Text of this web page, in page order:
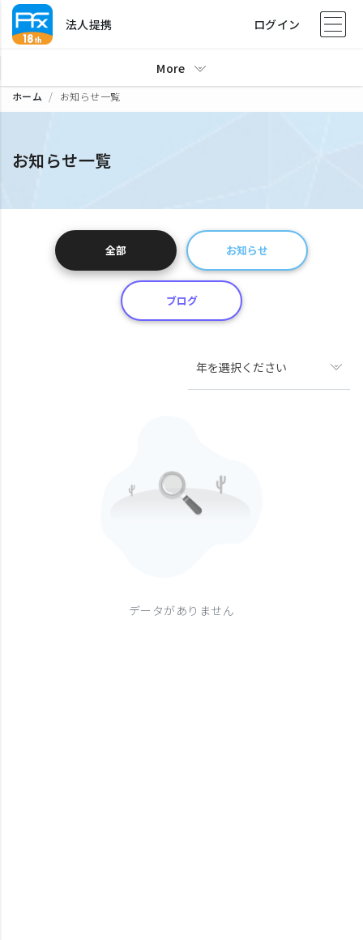
法人提携 ログイン
More
ホーム お知らせ一覧
お知らせ一覧
全部 お知らせ
ブログ
年を選択ください
データがありません